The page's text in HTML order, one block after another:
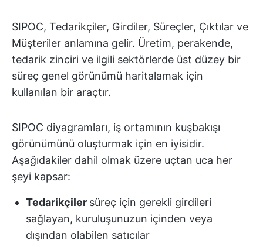
SIPOC, Tedarikçiler, Girdiler, Süreçler, Çıktılar ve
Müşteriler anlamına gelir. Üretim, perakende,
tedarik zinciri ve ilgili sektörlerde üst düzey bir
süreç genel görünümü haritalamak için
kullanılan bir araçtır.
SIPOC diyagramları, iş ortamının kuşbakışı
görünümünü oluşturmak için en iyisidir.
Aşağıdakiler dahil olmak üzere uçtan uca her
şeyi kapsar:
Tedarikçiler süreç için gerekli girdileri
sağlayan, kuruluşunuzun içinden veya
dışından olabilen satıcılar